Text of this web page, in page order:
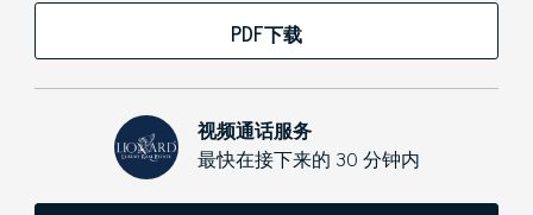
PDF下载
视频通话服务
最快在接下来的 30 分钟内